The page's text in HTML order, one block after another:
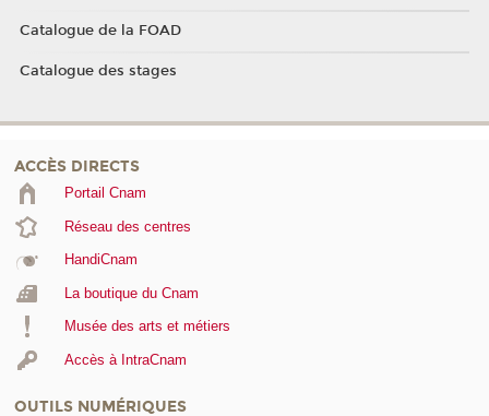
Catalogue de la FOAD
Catalogue des stages
ACCÈS DIRECTS
Portail Cnam
Réseau des centres
HandiCnam
La boutique du Cnam
Musée des arts et métiers
Accès à IntraCnam
OUTILS NUMÉRIQUES